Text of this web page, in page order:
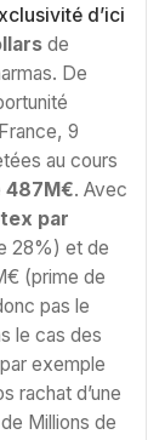
d’ici
de
De
9
au cours
487M€. Avec
par
28%) et de
(prime de
pas le
le cas des
exemple
rachat d’une
Millions de